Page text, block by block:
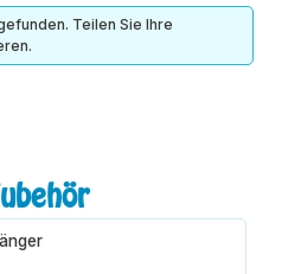
Teilen Sie Ihre